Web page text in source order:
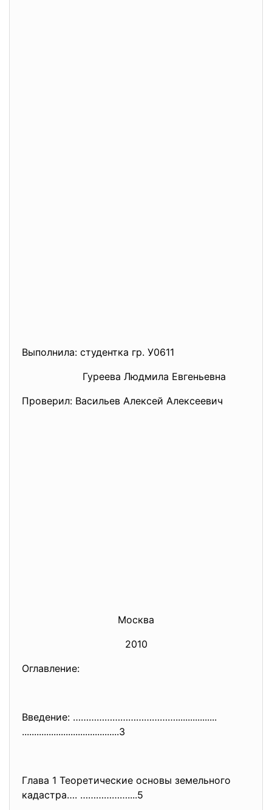
Выполнила: студентка гр. У0611
Гуреева Людмила Евгеньевна
Проверил: Васильев Алексей Алексеевич
Москва
2010
Оглавление:
Введение: ………………………………….................
........................................3
Глава 1 Теоретические основы земельного
кадастра…. ………………....5